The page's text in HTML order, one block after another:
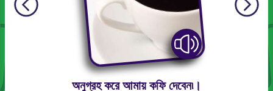
অনুগ্রহ করে আমায় কফি দেবেন৷।